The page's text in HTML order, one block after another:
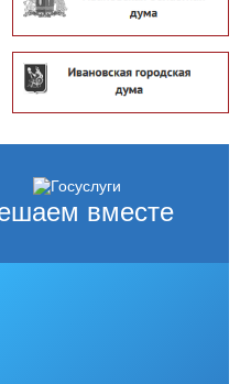
вместе